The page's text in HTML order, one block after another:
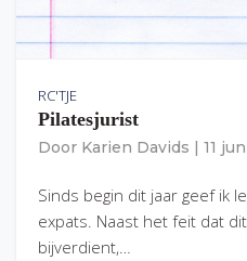
RC'TJE
Pilatesjurist
Door Karien Davids 11
Sinds begin dit jaar geef ik
expats. Naast het feit dat
bijverdient,…